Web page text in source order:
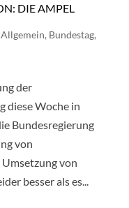
DIE AMPEL
Allgemein, Bundestag,
der
diese Woche in
Bundesregierung
von
von
besser als es...